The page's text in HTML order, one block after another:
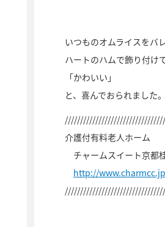
いつものオムライスをバ
ハートのハムで飾り付け
「かわいい」
と、喜んでおられました
介護付有料老人ホーム
チャームスイート京都
http://